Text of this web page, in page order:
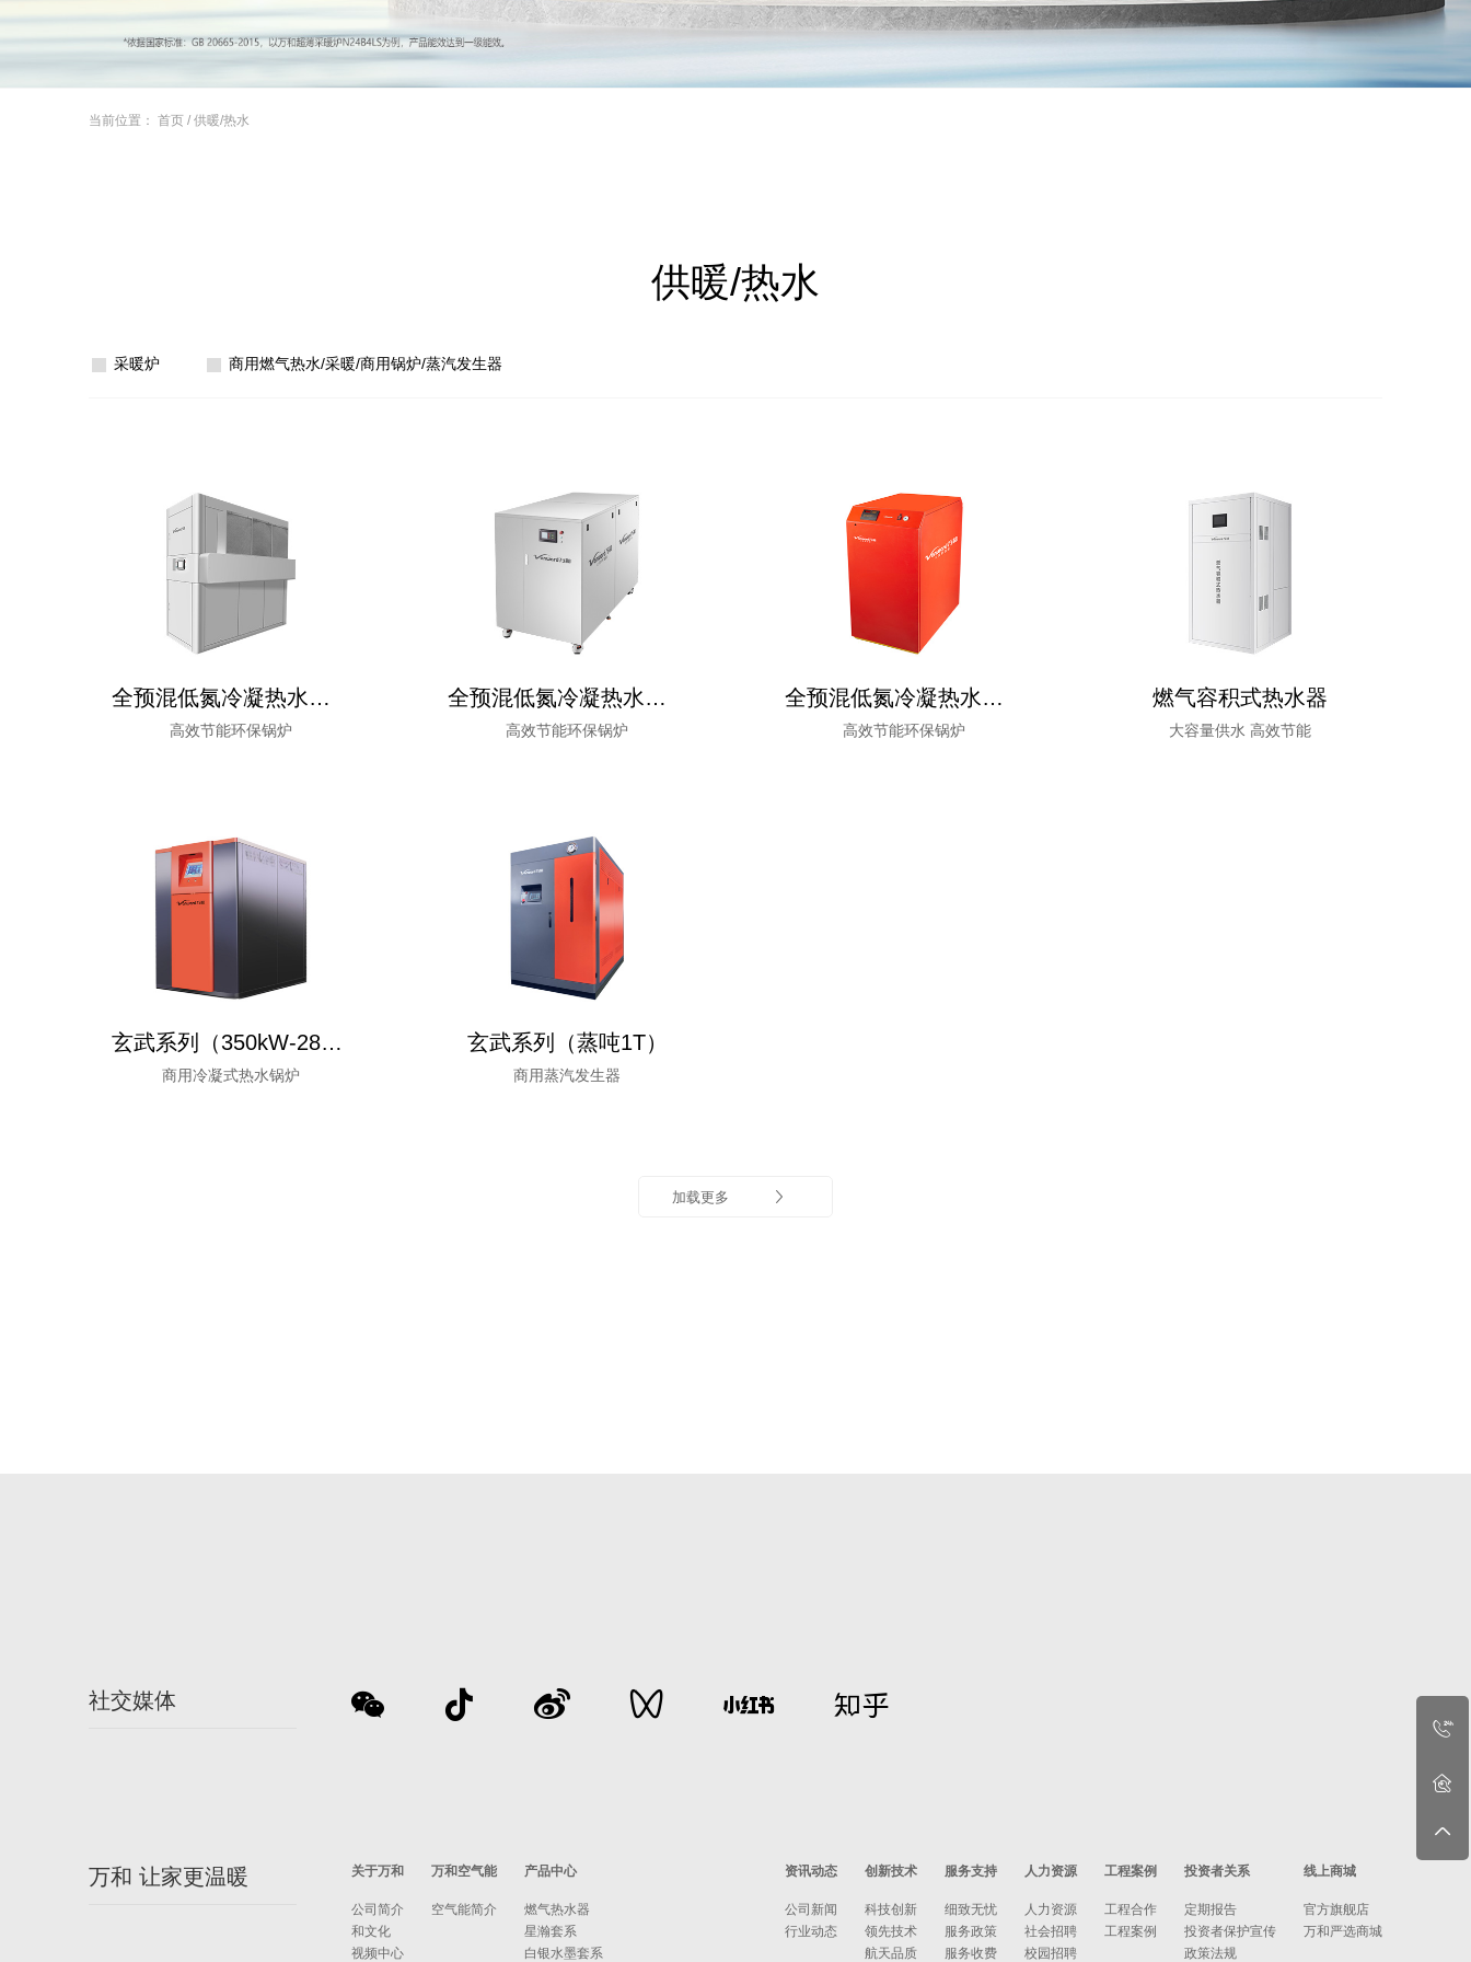
当前位置： 首页/ 供暖/热水
供暖/热水
采暖炉 商用燃气热水/采暖/商用锅炉/蒸汽发生器
全预混低氮冷凝热水锅炉（2100-2800kW）
高效节能环保锅炉
全预混低氮冷凝热水锅炉（700-1400kW）
高效节能环保锅炉
全预混低氮冷凝热水锅炉（80-320kW）
高效节能环保锅炉
燃气容积式热水器
大容量供水 高效节能
玄武系列（350kW-2800kW）
商用冷凝式热水锅炉
玄武系列（蒸吨1T）
商用蒸汽发生器
加载更多
社交媒体
万和 让家更温暖 关于万和
公司简介
和文化
视频中心
万和空气能
空气能简介
产品中心
燃气热水器
星瀚套系
白银水墨套系
资讯动态
公司新闻
行业动态
创新技术
科技创新
领先技术
航天品质
服务支持
细致无忧
服务政策
服务收费
人力资源
人力资源
社会招聘
校园招聘
工程案例
工程合作
工程案例
投资者关系
定期报告
投资者保护宣传
政策法规
线上商城
官方旗舰店
万和严选商城